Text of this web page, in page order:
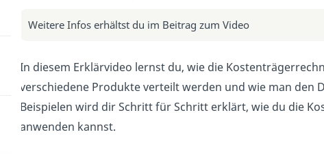
Weitere Infos erhältst du im Beitrag zum Video
In diesem Erklärvideo lernst du, wie die
verschiedene Produkte verteilt werden und wie man den
Beispielen wird dir Schritt für Schritt erklärt, wie du die
anwenden kannst.